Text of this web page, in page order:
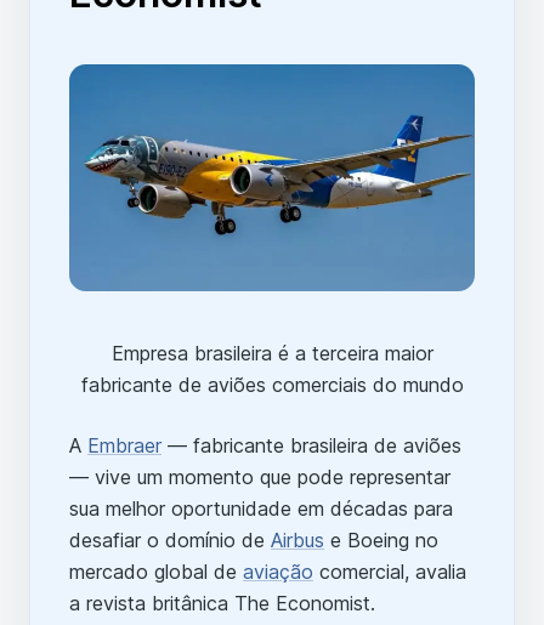
Empresa brasileira é a terceira maior
fabricante de aviões comerciais do mundo
A Embraer — fabricante brasileira de aviões
— vive um momento que pode representar
sua melhor oportunidade em décadas para
desafiar o domínio de Airbus e Boeing no
mercado global de aviação comercial, avalia
a revista britânica The Economist.